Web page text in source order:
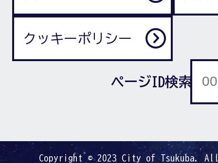
クッキーポリシー
ページID検索
Copyright © 2023 City of Tsukuba.